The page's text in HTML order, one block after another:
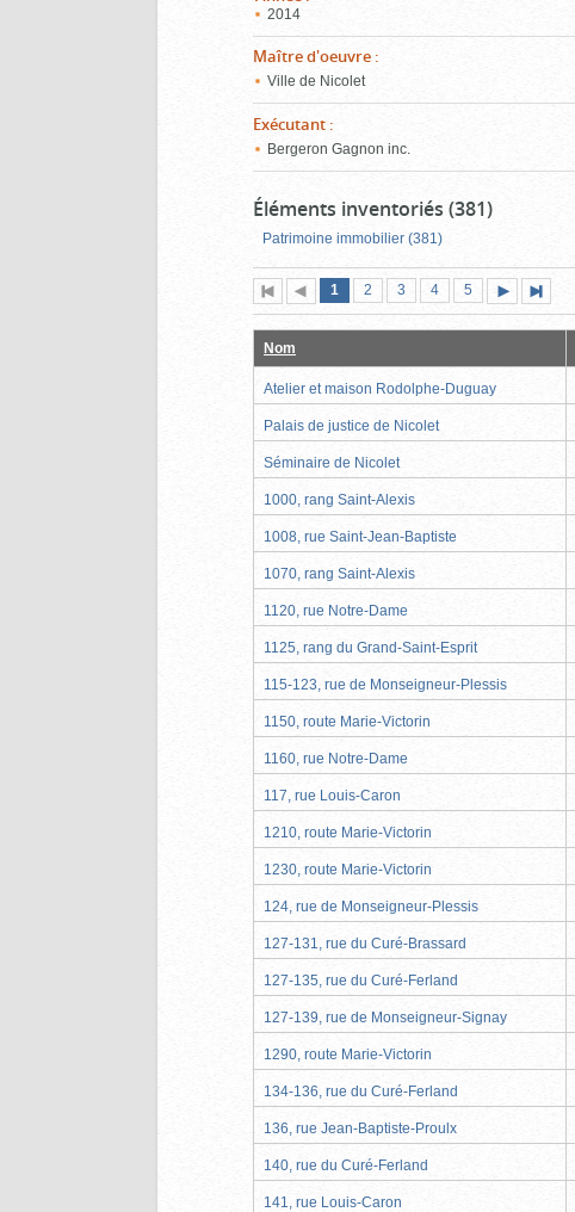
2014
Maître d'oeuvre :
Ville de Nicolet
Exécutant :
Bergeron Gagnon inc.
Éléments inventoriés (381)
Patrimoine immobilier (381)
Première
page
Page
précédente
Page
1 (page
actuelle)
Page
2 Page
3 Page
4 Page
5
suivante
page
Nom
Atelier et maison Rodolphe-Duguay
Palais de justice de Nicolet
Séminaire de Nicolet
1000, rang Saint-Alexis
1008, rue Saint-Jean-Baptiste
1070, rang Saint-Alexis
1120, rue Notre-Dame
1125, rang du Grand-Saint-Esprit
115-123, rue de Monseigneur-Plessis
1150, route Marie-Victorin
1160, rue Notre-Dame
117, rue Louis-Caron
1210, route Marie-Victorin
1230, route Marie-Victorin
124, rue de Monseigneur-Plessis
127-131, rue du Curé-Brassard
127-135, rue du Curé-Ferland
127-139, rue de Monseigneur-Signay
1290, route Marie-Victorin
134-136, rue du Curé-Ferland
136, rue Jean-Baptiste-Proulx
140, rue du Curé-Ferland
141, rue Louis-Caron